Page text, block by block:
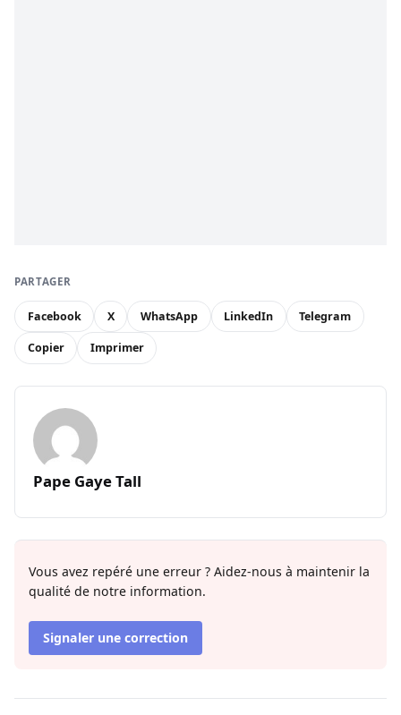
PARTAGER
Facebook X WhatsApp LinkedIn Telegram
Copier Imprimer
Pape Gaye Tall
Vous avez repéré une erreur ? Aidez-nous à maintenir la
qualité de notre information.
Signaler une correction